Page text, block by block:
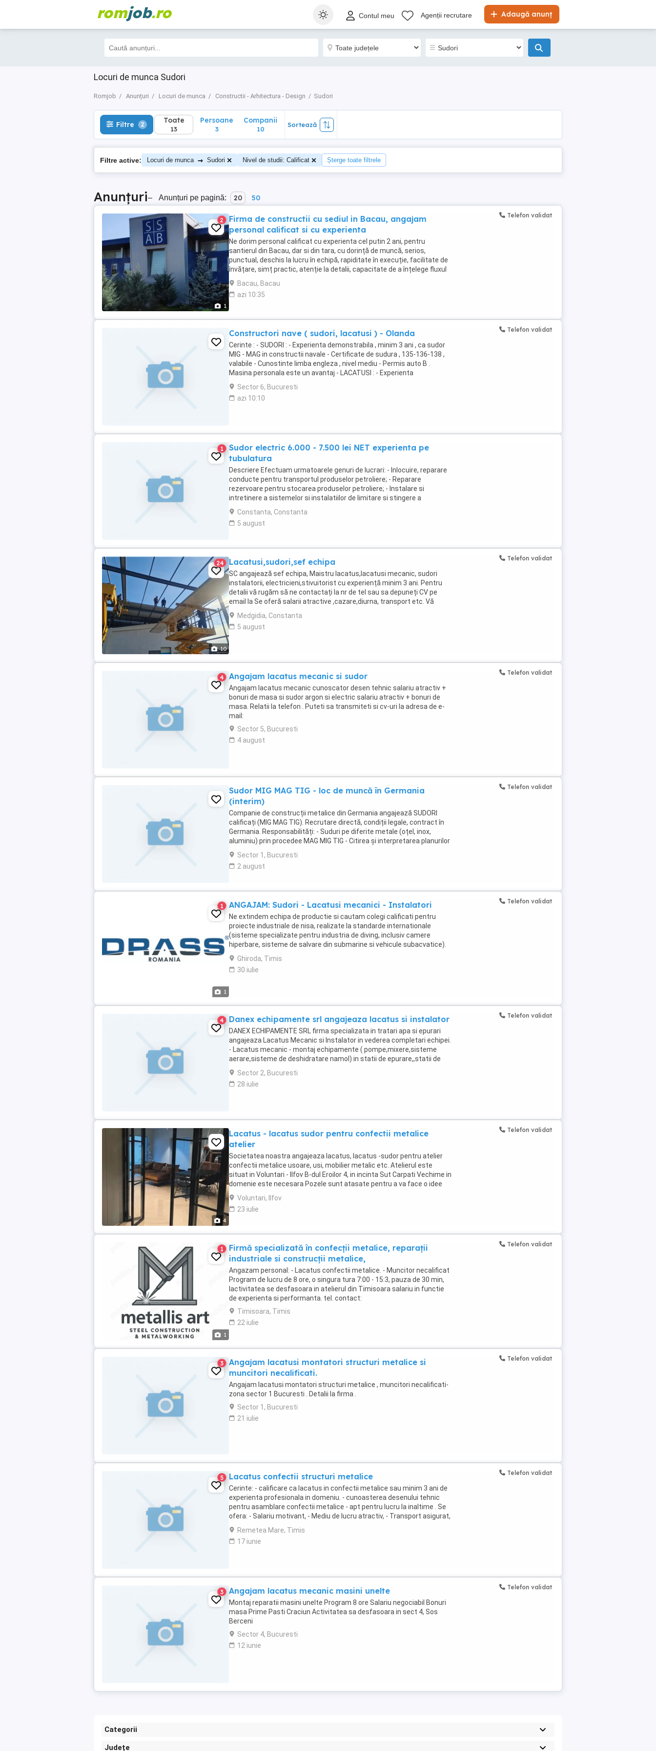
romjob.ro Adaugă anunț
Contul meu Agenții recrutare
Locuri de munca Sudori
Romjob Anunțuri Locuri de munca Constructii - Arhitectura - Design Sudori
Filtre 2 Toate
13
Filtre 2 Toate
13
Persoane
3
Companii
10
Sortează
Filtre active: Locuri de munca → Sudori Nivel de studii: Calificat Șterge toate filtrele
Anunțuri– Anunțuri pe pagină: 20 50
1
2
Firma de constructii cu sediul in Bacau, angajam
personal calificat si cu experienta
Ne dorim personal calificat cu experienta cel putin 2 ani, pentru
santierul din Bacau, dar si din tara, cu dorință de muncă, serios,
punctual, deschis la lucru în echipă, rapiditate în execuție, facilitate de
învățare, simț practic, atenție la detalii, capacitate de a înțelege fluxul
de producție. ...
Bacau, Bacau
azi 10:35
Telefon validat
Constructori nave ( sudori, lacatusi ) - Olanda
Cerinte : - SUDORI : - Experienta demonstrabila , minim 3 ani , ca sudor
MIG - MAG in constructii navale - Certificate de sudura , 135-136-138 ,
valabile - Cunostinte limba engleza , nivel mediu - Permis auto B .
Masina personala este un avantaj - LACATUSI : - Experienta
demonstrabila , minim ...
Sector 6, Bucuresti
azi 10:10
Telefon validat
1
Sudor electric 6.000 - 7.500 lei NET experienta pe
tubulatura
Descriere Efectuam urmatoarele genuri de lucrari: - Inlocuire, reparare
conducte pentru transportul produselor petroliere; - Reparare
rezervoare pentru stocarea produselor petroliere; - Instalare si
intretinere a sistemelor si instalatiilor de limitare si stingere a
incendiilor, cu exceptia celor care ...
Constanta, Constanta
5 august
10
24 Lacatusi,sudori,sef echipa
SC angajează sef echipa, Maistru lacatus,lacatusi mecanic, sudori
instalatorii, electricieni,stivuitorist cu experiență minim 3 ani. Pentru
detalii vă rugăm să ne contactați la nr de tel sau sa depuneți CV pe
email la Se oferă salarii atractive ,cazare,diurna, transport etc. Vă
rugăm nu deranjați ...
Medgidia, Constanta
5 august
Telefon validat
4 Angajam lacatus mecanic si sudor
Angajam lacatus mecanic cunoscator desen tehnic salariu atractiv +
bonuri de masa si sudor argon si electric salariu atractiv + bonuri de
masa. Relatii la telefon . Puteti sa transmiteti si cv-uri la adresa de e-
mail:
Sector 5, Bucuresti
4 august
Telefon validat
Sudor MIG MAG TIG - loc de muncă în Germania
(interim)
Companie de construcții metalice din Germania angajează SUDORI
calificați (MIG MAG TIG). Recrutare directă, condiții legale, contract în
Germania. Responsabilități: - Suduri pe diferite metale (oțel, inox,
aluminiu) prin procedee MAG MIG TIG - Citirea și interpretarea planurilor
tehnice - Verificarea ...
Sector 1, Bucuresti
2 august
Telefon validat
1
1 ANGAJAM: Sudori - Lacatusi mecanici - Instalatori
Ne extindem echipa de productie si cautam colegi calificati pentru
proiecte industriale de nisa, realizate la standarde internationale
(sisteme specializate pentru industria de diving, inclusiv camere
hiperbare, sisteme de salvare din submarine si vehicule subacvatice).
Posturi disponibile: - SUDORI - ...
Ghiroda, Timis
30 iulie
Telefon validat
4 Danex echipamente srl angajeaza lacatus si instalator
DANEX ECHIPAMENTE SRL firma specializata in tratari apa si epurari
angajeaza Lacatus Mecanic si Instalator in vederea completari echipei.
- Lacatus mecanic - montaj echipamente ( pompe,mixere,sisteme
aerare,sisteme de deshidratare namol) in statii de epurare,,statii de
tratare si statii de pompare - ...
Sector 2, Bucuresti
28 iulie
Telefon validat
4
Lacatus - lacatus sudor pentru confectii metalice
atelier
Societatea noastra angajeaza lacatus, lacatus -sudor pentru atelier
confectii metalice usoare, usi, mobilier metalic etc. Atelierul este
situat in Voluntari - Ilfov B-dul Eroilor 4, in incinta Sut Carpati Vechime in
domenie este necesara Pozele sunt atasate pentru a va face o idee
asupra produselor ...
Voluntari, Ilfov
23 iulie
Telefon validat
1
1
Firmă specializată în confecții metalice, reparații
industriale si construcții metalice,
Angazam personal: - Lacatus confectii metalice. - Muncitor necalificat
Program de lucru de 8 ore, o singura tura 7:00 - 15:3, pauza de 30 min,
lactivitatea se desfasoara in atelierul din Timisoara salariu in functie
de experienta si performanta. tel. contact:
Timisoara, Timis
22 iulie
Telefon validat
3
Angajam lacatusi montatori structuri metalice si
muncitori necalificati.
Angajam lacatusi montatori structuri metalice , muncitori necalificati-
zona sector 1 Bucuresti . Detalii la firma .
Sector 1, Bucuresti
21 iulie
Telefon validat
5 Lacatus confectii structuri metalice
Cerinte: - calificare ca lacatus in confectii metalice sau minim 3 ani de
experienta profesionala in domeniu. - cunoasterea desenului tehnic
pentru asamblare confectii metalice - apt pentru lucru la inaltime . Se
ofera: - Salariu motivant, - Mediu de lucru atractiv, - Transport asigurat,
- Se asigura ...
Remetea Mare, Timis
17 iunie
Telefon validat
3 Angajam lacatus mecanic masini unelte
Montaj reparatii masini unelte Program 8 ore Salariu negociabil Bonuri
masa Prime Pasti Craciun Activitatea sa desfasoara in sect 4, Sos
Berceni
Sector 4, Bucuresti
12 iunie
Telefon validat
Categorii
Județe